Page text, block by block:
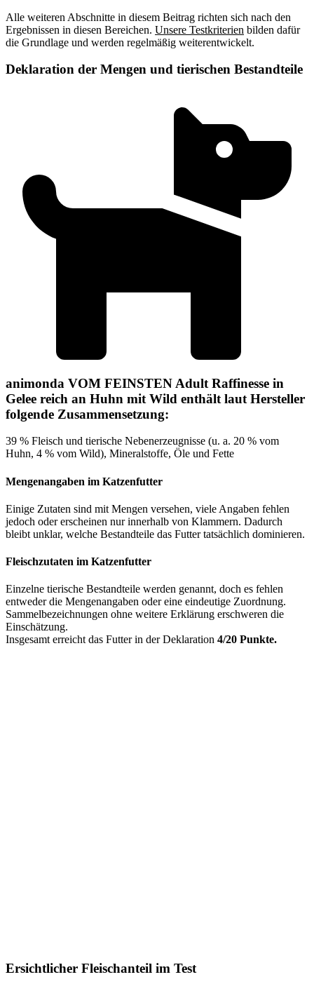
Alle weiteren Abschnitte in diesem Beitrag richten sich nach den
Ergebnissen in diesen Bereichen. Unsere Testkriterien bilden dafür
die Grundlage und werden regelmäßig weiterentwickelt.
Deklaration der Mengen und tierischen Bestandteile
animonda VOM FEINSTEN Adult Raffinesse in
Gelee reich an Huhn mit Wild enthält laut Hersteller
folgende Zusammensetzung:
39 % Fleisch und tierische Nebenerzeugnisse (u. a. 20 % vom
Huhn, 4 % vom Wild), Mineralstoffe, Öle und Fette
Mengenangaben im Katzenfutter
Einige Zutaten sind mit Mengen versehen, viele Angaben fehlen
jedoch oder erscheinen nur innerhalb von Klammern. Dadurch
bleibt unklar, welche Bestandteile das Futter tatsächlich dominieren.
Fleischzutaten im Katzenfutter
Einzelne tierische Bestandteile werden genannt, doch es fehlen
entweder die Mengenangaben oder eine eindeutige Zuordnung.
Sammelbezeichnungen ohne weitere Erklärung erschweren die
Einschätzung.
Insgesamt erreicht das Futter in der Deklaration 4/20 Punkte.
Ersichtlicher Fleischanteil im Test